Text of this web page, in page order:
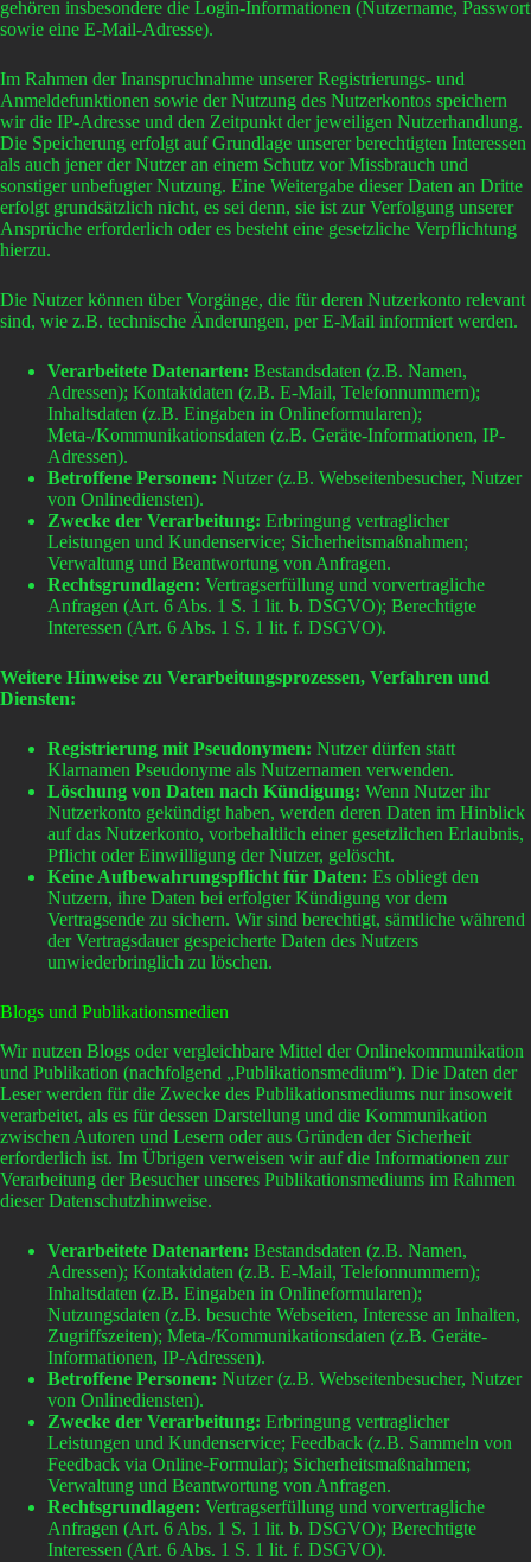
gehören insbesondere die Login-Informationen (Nutzername, Passwort
sowie eine E-Mail-Adresse).
Im Rahmen der Inanspruchnahme unserer Registrierungs- und
Anmeldefunktionen sowie der Nutzung des Nutzerkontos speichern
wir die IP-Adresse und den Zeitpunkt der jeweiligen Nutzerhandlung.
Die Speicherung erfolgt auf Grundlage unserer berechtigten Interessen
als auch jener der Nutzer an einem Schutz vor Missbrauch und
sonstiger unbefugter Nutzung. Eine Weitergabe dieser Daten an Dritte
erfolgt grundsätzlich nicht, es sei denn, sie ist zur Verfolgung unserer
Ansprüche erforderlich oder es besteht eine gesetzliche Verpflichtung
hierzu.
Die Nutzer können über Vorgänge, die für deren Nutzerkonto relevant
sind, wie z.B. technische Änderungen, per E-Mail informiert werden.
Verarbeitete Datenarten: Bestandsdaten (z.B. Namen,
Adressen); Kontaktdaten (z.B. E-Mail, Telefonnummern);
Inhaltsdaten (z.B. Eingaben in Onlineformularen);
Meta-/Kommunikationsdaten (z.B. Geräte-Informationen, IP-
Adressen).
Betroffene Personen: Nutzer (z.B. Webseitenbesucher, Nutzer
von Onlinediensten).
Zwecke der Verarbeitung: Erbringung vertraglicher
Leistungen und Kundenservice; Sicherheitsmaßnahmen;
Verwaltung und Beantwortung von Anfragen.
Rechtsgrundlagen: Vertragserfüllung und vorvertragliche
Anfragen (Art. 6 Abs. 1 S. 1 lit. b. DSGVO); Berechtigte
Interessen (Art. 6 Abs. 1 S. 1 lit. f. DSGVO).
Weitere Hinweise zu Verarbeitungsprozessen, Verfahren und
Diensten:
Registrierung mit Pseudonymen: Nutzer dürfen statt
Klarnamen Pseudonyme als Nutzernamen verwenden.
Löschung von Daten nach Kündigung: Wenn Nutzer ihr
Nutzerkonto gekündigt haben, werden deren Daten im Hinblick
auf das Nutzerkonto, vorbehaltlich einer gesetzlichen Erlaubnis,
Pflicht oder Einwilligung der Nutzer, gelöscht.
Keine Aufbewahrungspflicht für Daten: Es obliegt den
Nutzern, ihre Daten bei erfolgter Kündigung vor dem
Vertragsende zu sichern. Wir sind berechtigt, sämtliche während
der Vertragsdauer gespeicherte Daten des Nutzers
unwiederbringlich zu löschen.
Blogs und Publikationsmedien
Wir nutzen Blogs oder vergleichbare Mittel der Onlinekommunikation
und Publikation (nachfolgend „Publikationsmedium“). Die Daten der
Leser werden für die Zwecke des Publikationsmediums nur insoweit
verarbeitet, als es für dessen Darstellung und die Kommunikation
zwischen Autoren und Lesern oder aus Gründen der Sicherheit
erforderlich ist. Im Übrigen verweisen wir auf die Informationen zur
Verarbeitung der Besucher unseres Publikationsmediums im Rahmen
dieser Datenschutzhinweise.
Verarbeitete Datenarten: Bestandsdaten (z.B. Namen,
Adressen); Kontaktdaten (z.B. E-Mail, Telefonnummern);
Inhaltsdaten (z.B. Eingaben in Onlineformularen);
Nutzungsdaten (z.B. besuchte Webseiten, Interesse an Inhalten,
Zugriffszeiten); Meta-/Kommunikationsdaten (z.B. Geräte-
Informationen, IP-Adressen).
Betroffene Personen: Nutzer (z.B. Webseitenbesucher, Nutzer
von Onlinediensten).
Zwecke der Verarbeitung: Erbringung vertraglicher
Leistungen und Kundenservice; Feedback (z.B. Sammeln von
Feedback via Online-Formular); Sicherheitsmaßnahmen;
Verwaltung und Beantwortung von Anfragen.
Rechtsgrundlagen: Vertragserfüllung und vorvertragliche
Anfragen (Art. 6 Abs. 1 S. 1 lit. b. DSGVO); Berechtigte
Interessen (Art. 6 Abs. 1 S. 1 lit. f. DSGVO).